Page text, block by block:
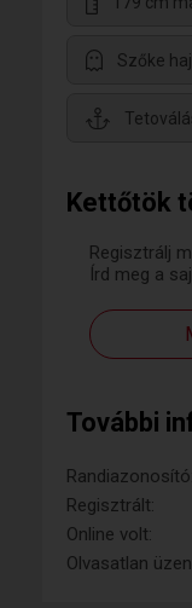
Kettőtök
Regisztrálj
Írd meg a
További
Randiazonosító:
Regisztrált:
Online volt:
Olvasatlan
Szőke